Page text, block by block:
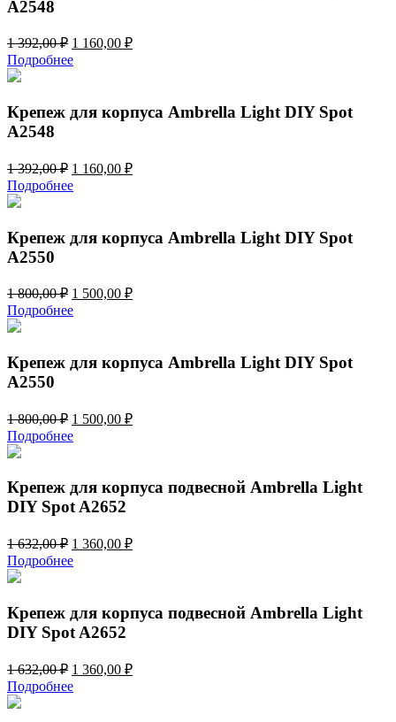
A2548
1 392,00₽ Первоначальная
цена
составляла
1 160,00 ₽Текущая
Подробнее
Крепеж для корпуса Ambrella Light DIY Spot
A2548
1 392,00₽ Первоначальная
цена
составляла
1 160,00 ₽Текущая
Подробнее
Крепеж для корпуса Ambrella Light DIY Spot
A2550
1 800,00₽ Первоначальная
цена
составляла
1 500,00 ₽Текущая
Подробнее
Крепеж для корпуса Ambrella Light DIY Spot
A2550
1 800,00₽ Первоначальная
цена
составляла
800,00 ₽.
1 500,00 ₽Текущая
Подробнее
Крепеж для корпуса подвесной Ambrella Light
DIY Spot A2652
1 632,00₽ Первоначальная
цена
составляла
1 360,00 ₽Текущая
Подробнее
Крепеж для корпуса подвесной Ambrella Light
DIY Spot A2652
1 632,00₽ Первоначальная
цена
составляла
1 360,00 ₽Текущая
Подробнее